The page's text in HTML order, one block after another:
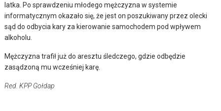
latka. Po sprawdzeniu młodego mężczyzna w systemie
informatycznym okazało się, że jest on poszukiwany przez olecki
sąd do odbycia kary za kierowanie samochodem pod wpływem
alkoholu.
Mężczyzna trafił już do aresztu śledczego, gdzie odbędzie
zasądzoną mu wcześniej karę.
Red. KPP Gołdap